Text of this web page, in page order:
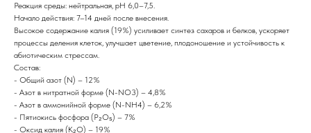
Реакция среды: нейтральная, pH 6,0–7,5.
Начало действия: 7–14 дней после внесения.
Высокое содержание калия (19%) усиливает синтез сахаров и белков, ускоряет
процессы деления клеток, улучшает цветение, плодоношение и устойчивость к
абиотическим стрессам.
Состав:
- Общий азот (N) – 12%
- Азот в нитратной форме (N-NO3) – 4,8%
- Азот в аммонийной форме (N-NH4) – 6,2%
- Пятиокись фосфора (P₂O₅) – 7%
- Оксид калия (K₂O) – 19%